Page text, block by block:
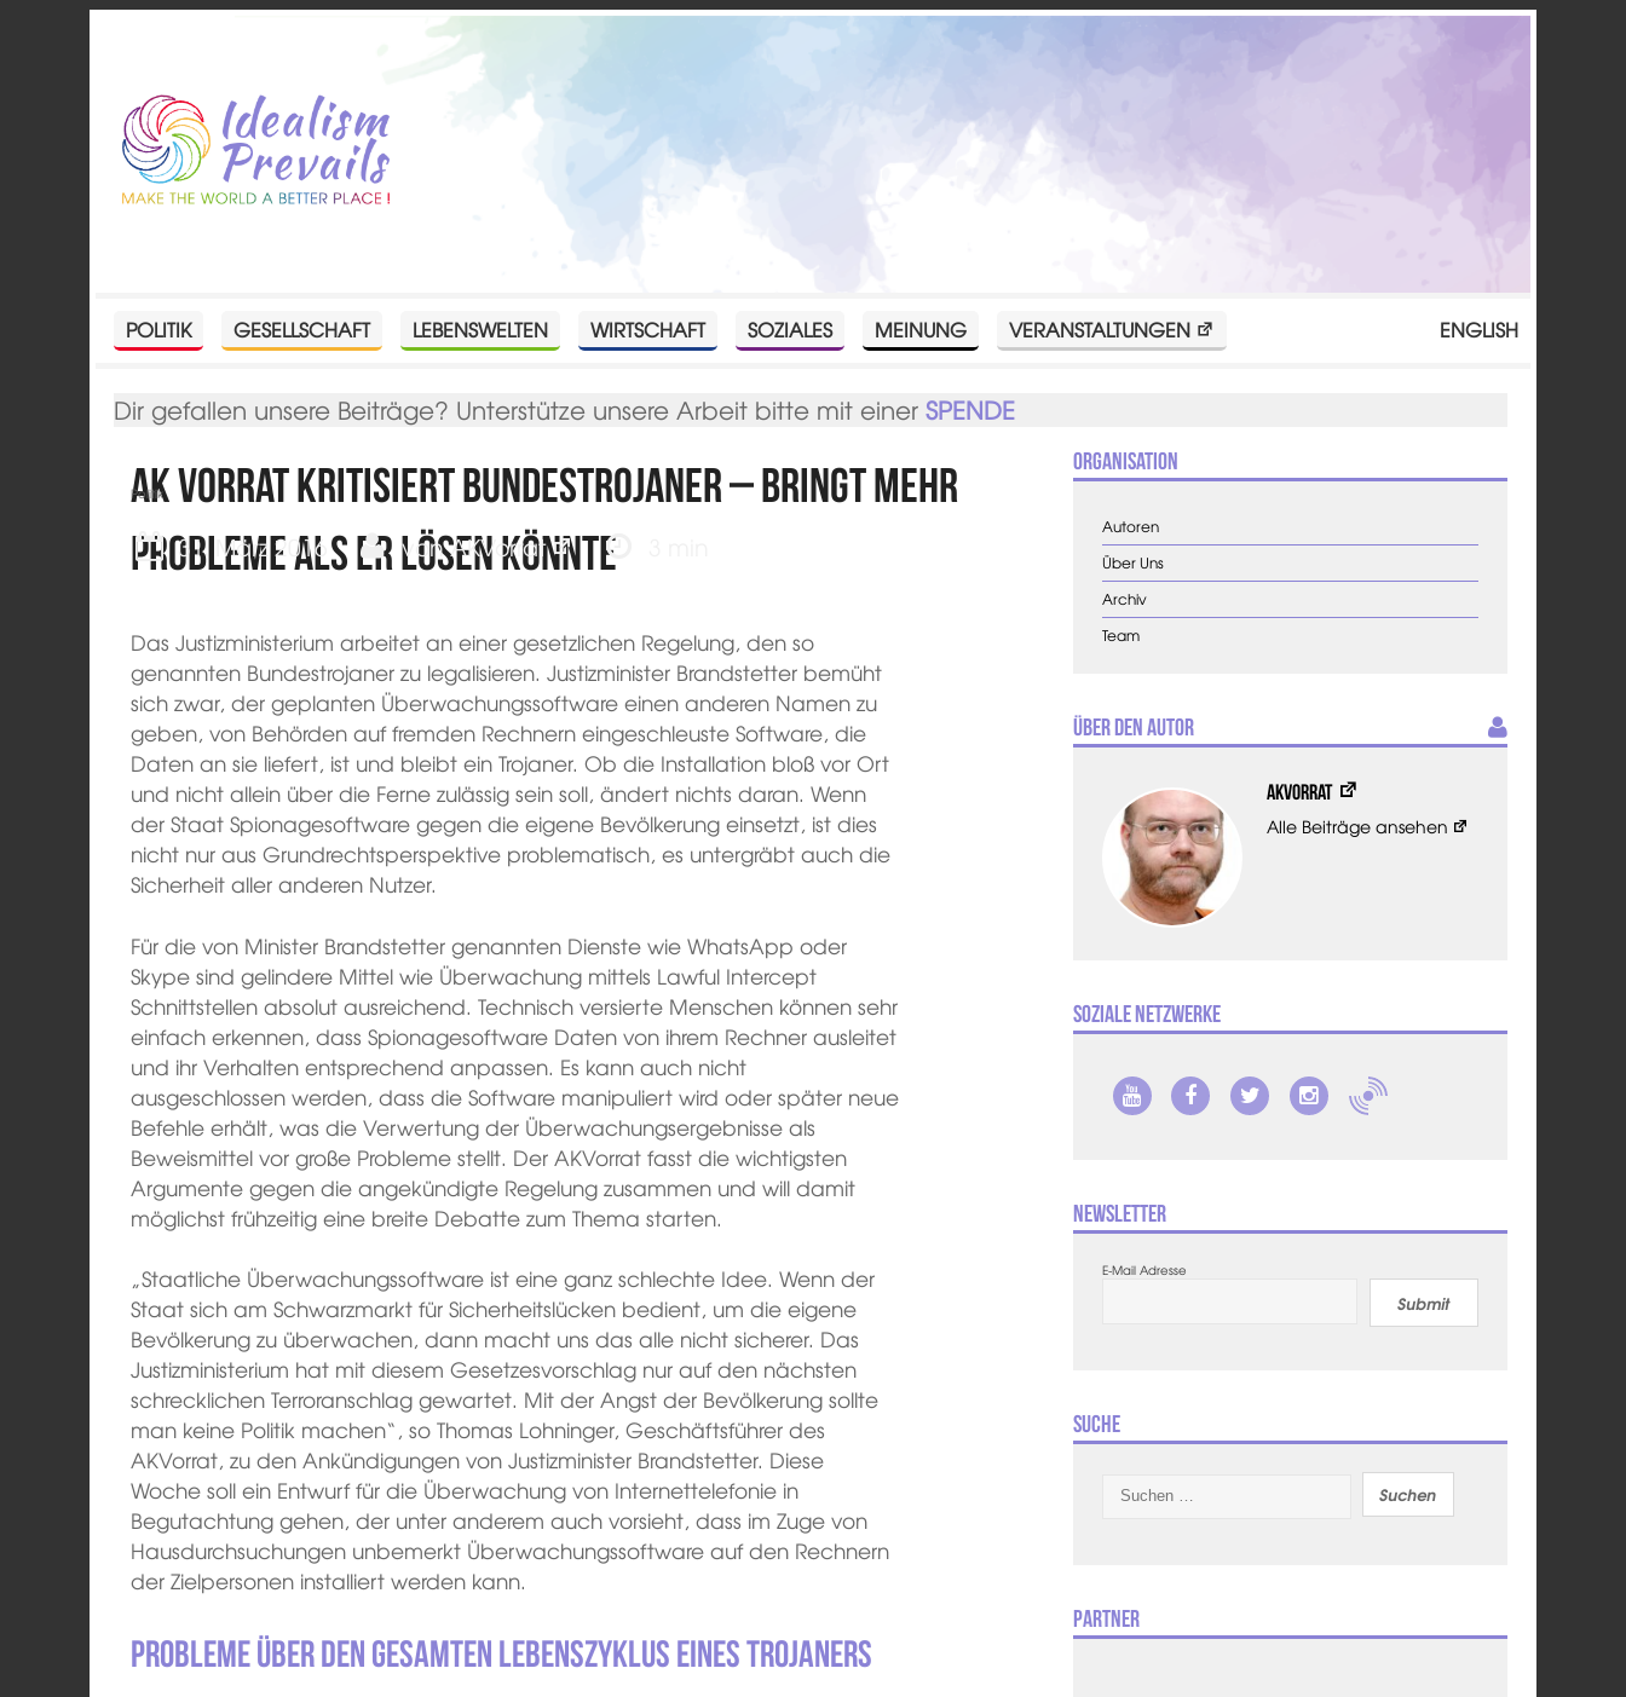
POLITIK GESELLSCHAFT LEBENSWELTEN WIRTSCHAFT SOZIALES MEINUNG VERANSTALTUNGEN ENGLISH
Dir gefallen unsere Beiträge? Unterstütze unsere Arbeit bitte mit einerSPENDE
AK Vorrat kritisiert Bundestrojaner – bringt mehr
Probleme als er lösen könnte
Politik
31. März 2016 vonAKVorrat
Das Justizministerium arbeitet an einer gesetzlichen Regelung, den so
genannten Bundestrojaner zu legalisieren. Justizminister Brandstetter bemüht
sich zwar, der geplanten Überwachungssoftware einen anderen Namen zu
geben, von Behörden auf fremden Rechnern eingeschleuste Software, die
Daten an sie liefert, ist und bleibt ein Trojaner. Ob die Installation bloß vor Ort
und nicht allein über die Ferne zulässig sein soll, ändert nichts daran. Wenn
der Staat Spionagesoftware gegen die eigene Bevölkerung einsetzt, ist dies
nicht nur aus Grundrechtsperspektive problematisch, es untergräbt auch die
Sicherheit aller anderen Nutzer.
Für die von Minister Brandstetter genannten Dienste wie WhatsApp oder
Skype sind gelindere Mittel wie Überwachung mittels Lawful Intercept
Schnittstellen absolut ausreichend. Technisch versierte Menschen können sehr
einfach erkennen, dass Spionagesoftware Daten von ihrem Rechner ausleitet
und ihr Verhalten entsprechend anpassen. Es kann auch nicht
ausgeschlossen werden, dass die Software manipuliert wird oder später neue
Befehle erhält, was die Verwertung der Überwachungsergebnisse als
Beweismittel vor große Probleme stellt. Der AKVorrat fasst die wichtigsten
Argumente gegen die angekündigte Regelung zusammen und will damit
möglichst frühzeitig eine breite Debatte zum Thema starten.
„Staatliche Überwachungssoftware ist eine ganz schlechte Idee. Wenn der
Staat sich am Schwarzmarkt für Sicherheitslücken bedient, um die eigene
Bevölkerung zu überwachen, dann macht uns das alle nicht sicherer. Das
Justizministerium hat mit diesem Gesetzesvorschlag nur auf den nächsten
schrecklichen Terroranschlag gewartet. Mit der Angst der Bevölkerung sollte
man keine Politik machen“, so Thomas Lohninger, Geschäftsführer des
AKVorrat, zu den Ankündigungen von Justizminister Brandstetter. Diese
Woche soll ein Entwurf für die Überwachung von Internettelefonie in
Begutachtung gehen, der unter anderem auch vorsieht, dass im Zuge von
Hausdurchsuchungen unbemerkt Überwachungssoftware auf den Rechnern
der Zielpersonen installiert werden kann.
Probleme über den gesamten Lebenszyklus eines Trojaners
Organisation
Autoren
Über Uns
Archiv
Team
Über den Autor
AKVorrat
Alle Beiträge ansehen
Soziale Netzwerke
Newsletter
E-Mail Adresse
Submit
Suche
nach:
Partner